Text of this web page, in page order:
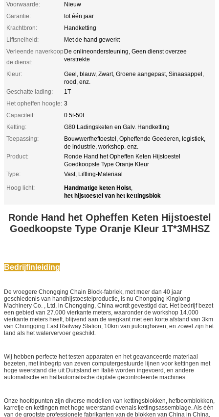
Voorwaarde:
Nieuw
Garantie:
tot één jaar
Krachtbron:
Handketting
Liftsnelheid:
Met de hand gewerkt
Verleende naverkoop
de dienst:
De onlineondersteuning, Geen dienst overzee
verstrekte
Kleur:
Geel, blauw, Zwart, Groene aangepast, Sinaasappel,
rood, enz.
Geschatte lading:
1T
Het opheffen hoogte: 3
Capaciteit:
0.5t-50t
Ketting:
G80 Ladingsketen en Galv. Handketting
Toepassing:
Bouwwerfheftoestel, Opheffende Goederen, logistiek,
de industrie, workshop. enz.
Product:
Ronde Hand het Opheffen Keten Hijstoestel
Goedkoopste Type Oranje Kleur
Type:
Vast, Liftling-Materiaal
Hoog licht:
Handmatige keten Hoist,
het hijstoestel van het kettingsblok
Ronde Hand het Opheffen Keten Hijstoestel
Goedkoopste Type Oranje Kleur 1T*3MHSZ
Bedrijfinleiding
De vroegere Chongqing Chain Block-fabriek, met meer dan 40 jaar
geschiedenis van handhijstoestelproductie, is nu Chongqing Kinglong
Machinery Co. , Ltd, in Chongqing, China wordt gevestigd dat. Het bedrijf bezet
een gebied van 27.000 vierkante meters, waaronder de workshop 14.000
vierkante meters heeft, blijvend aan de wegkant met een korte afstand van 3km
van Chongqing East Railway Station, 10km van jiulonghaven, en zowel zijn het
land als het watervervoer geschikt.
Wij hebben perfecte het testen apparaten en het geavanceerde materiaal
bezeten, met inbegrip van zeven computergestuurde lijnen voor kettingen met
hoge weerstand die uit Duitsland en Italië worden ingevoerd, en andere
automatische en halfautomatische digitale gecontroleerde machines.
Onze hoofdpunten zijn diverse modellen van kettingsblokken, hefboomblokken,
karretje en kettingen met hoge weerstand evenals kettingsassemblage. Als één
van de grootste professionele fabrikanten van de blokken van China in China,